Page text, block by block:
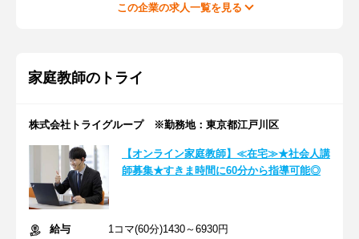
この企業の求人一覧を見る
家庭教師のトライ
株式会社トライグループ ※勤務地：東京都江戸川区
【オンライン家庭教師】≪在宅≫★社会人講
師募集★すきま時間に60分から指導可能◎
給与 1コマ(60分)1430～6930円